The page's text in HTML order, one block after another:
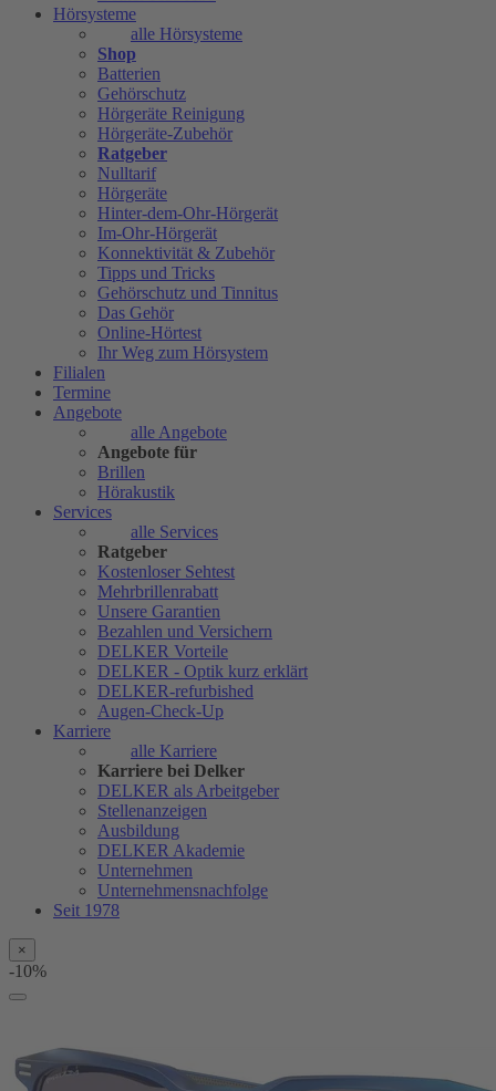
Hörsysteme
alle Hörsysteme
Shop
Batterien
Gehörschutz
Hörgeräte Reinigung
Hörgeräte-Zubehör
Ratgeber
Nulltarif
Hörgeräte
Hinter-dem-Ohr-Hörgerät
Im-Ohr-Hörgerät
Konnektivität & Zubehör
Tipps und Tricks
Gehörschutz und Tinnitus
Das Gehör
Online-Hörtest
Ihr Weg zum Hörsystem
Filialen
Termine
Angebote
alle Angebote
Angebote für
Brillen
Hörakustik
Services
alle Services
Ratgeber
Kostenloser Sehtest
Mehrbrillenrabatt
Unsere Garantien
Bezahlen und Versichern
DELKER Vorteile
DELKER - Optik kurz erklärt
DELKER-refurbished
Augen-Check-Up
Karriere
alle Karriere
Karriere bei Delker
DELKER als Arbeitgeber
Stellenanzeigen
Ausbildung
DELKER Akademie
Unternehmen
Unternehmensnachfolge
Seit 1978
×
-10%